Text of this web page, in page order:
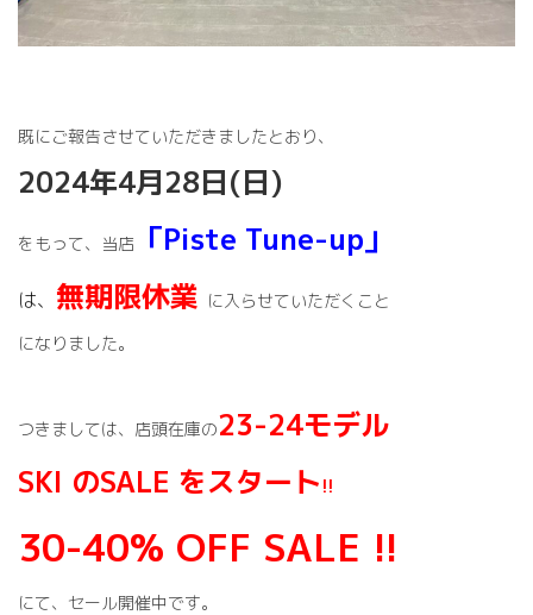
既にご報告させていただきましたとおり、
2024年4月28日(日)
をもって、当店 「Piste Tune-up」
は、 無期限休業 に入らせていただくこと
になりました。
つきましては、店頭在庫の23-24モデル
SKI のSALE をスタート !!
30-40% OFF SALE !!
にて、セール開催中です。